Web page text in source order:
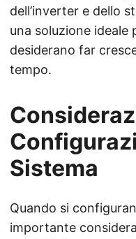
dell’inverter e dello
una soluzione ideale
desiderano far
tempo.
Sistema
Quando si
importante